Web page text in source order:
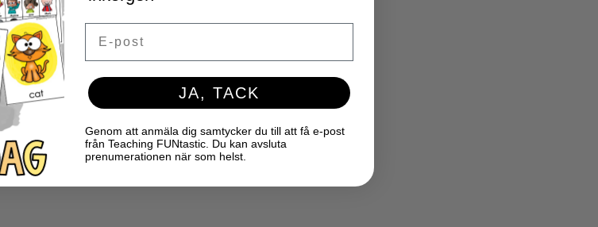
JA, TACK
Genom att anmäla dig samtycker du till att få e-post
från Teaching FUNtastic. Du kan avsluta
prenumerationen när som helst.